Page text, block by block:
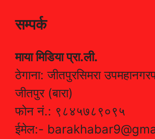
सम्पर्क
माया मिडिया प्रा.ली.
ठेगाना: जीतपुरसिमरा
जीतपुर (बारा)
फोन नं.: ९८४५७८९०९५
ईमेल:-